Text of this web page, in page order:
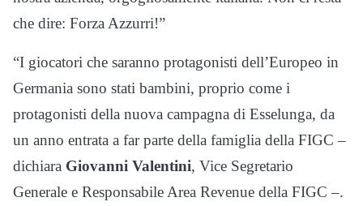
che dire: Forza Azzurri!”
“I giocatori che saranno protagonisti dell’Europeo in
Germania sono stati bambini, proprio come i
protagonisti della nuova campagna di Esselunga, da
un anno entrata a far parte della famiglia della FIGC –
dichiara Giovanni Valentini, Vice Segretario
Generale e Responsabile Area Revenue della FIGC –.